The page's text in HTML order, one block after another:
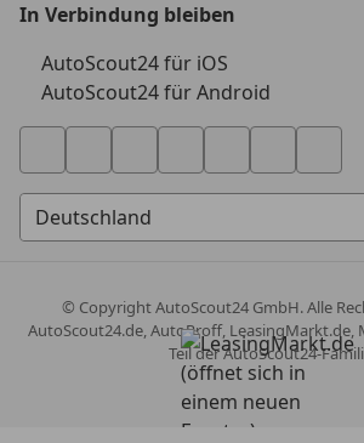
In Verbindung bleiben
AutoScout24 für iOS
AutoScout24 für Android
© CopyrightAutoScout24 GmbH. Alle
AutoScout24.de, AutoProff, LeasingMarkt.de,
Teil der AutoScout24-